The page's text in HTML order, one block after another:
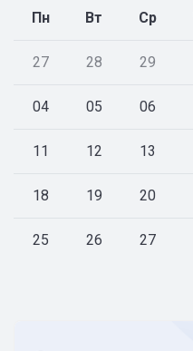
Пн Вт Ср
27 28 29
04 05 06
11 12 13
18 19 20
25 26 27